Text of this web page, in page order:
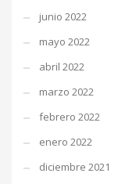
junio 2022
mayo 2022
abril 2022
marzo 2022
febrero 2022
enero 2022
diciembre 2021